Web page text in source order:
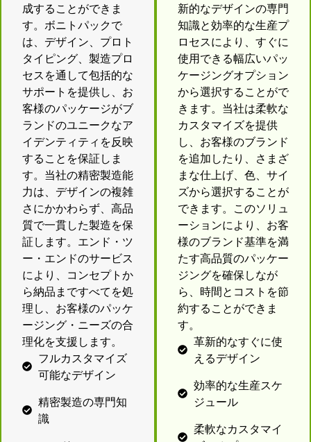
成することができま
す。ボニトパックで
は、デザイン、プロト
タイピング、製造プロ
セスを通して包括的な
サポートを提供し、お
客様のパッケージがブ
ランドのユニークなア
イデンティティを反映
することを保証しま
す。当社の精密製造能
力は、デザインの複雑
さにかかわらず、高品
質で一貫した製造を保
証します。エンド・ツ
ー・エンドのサービス
により、コンセプトか
ら納品まですべてを処
理し、お客様のパッケ
ージング・ニーズの合
理化を支援します。
フルカスタマイズ
可能なデザイン
精密製造の専門知
識
新的なデザインの専門
知識と効率的な生産プ
ロセスにより、すぐに
使用できる幅広いパッ
ケージングオプション
から選択することがで
きます。当社は柔軟な
カスタマイズを提供
し、お客様のブランド
を追加したり、さまざ
まな仕上げ、色、サイ
ズから選択することが
できます。このソリュ
ーションにより、お客
様のブランド基準を満
たす高品質のパッケー
ジングを確保しなが
ら、時間とコストを節
約することができま
す。
革新的なすぐに使
えるデザイン
効率的な生産スケ
ジュール
柔軟なカスタマイ